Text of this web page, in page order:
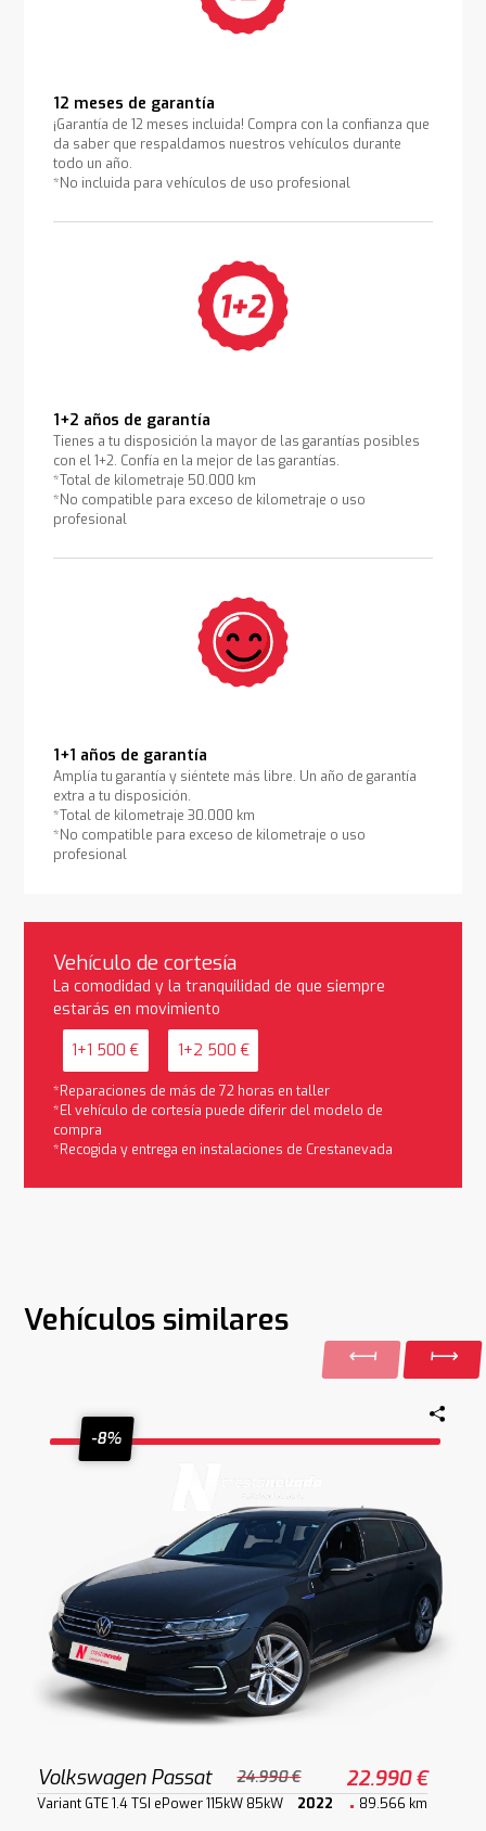
12 meses de garantía
¡Garantía de 12 meses incluida! Compra con la confianza que
da saber que respaldamos nuestros vehículos durante
todo un año.
*No incluida para vehículos de uso profesional
1+2 años de garantía
Tienes a tu disposición la mayor de las garantías posibles
con el 1+2. Confía en la mejor de las garantías.
*Total de kilometraje 50.000 km
*No compatible para exceso de kilometraje o uso
profesional
1+1 años de garantía
Amplía tu garantía y siéntete más libre. Un año de garantía
extra a tu disposición.
*Total de kilometraje 30.000 km
*No compatible para exceso de kilometraje o uso
profesional
Vehículo de cortesía
La comodidad y la tranquilidad de que siempre
estarás en movimiento
1+1 500 € 1+2 500 €
*Reparaciones de más de 72 horas en taller
*El vehículo de cortesía puede diferir del modelo de
compra
*Recogida y entrega en instalaciones de Crestanevada
Vehículos similares
-8%
Volkswagen Passat 24.990 € 22.990 €
Variant GTE 1.4 TSI ePower 115kW 85kW 2022 89.566 km